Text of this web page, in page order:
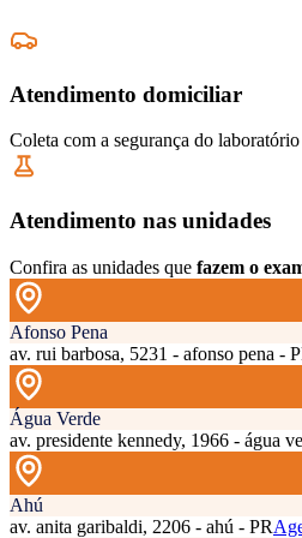
Atendimento domiciliar
Coleta com a segurança do
Atendimento nas unidades
Confira as unidades que fazem o
Afonso Pena
av. rui barbosa, 5231 - afonso pena -
Água Verde
av. presidente kennedy, 1966 - água
Ahú
av. anita garibaldi, 2206 - ahú - PR